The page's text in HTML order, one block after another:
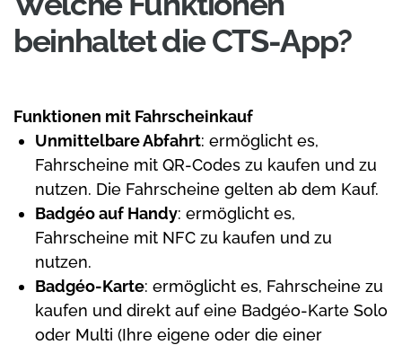
beinhaltet die CTS-App?
Funktionen mit Fahrscheinkauf
Unmittelbare Abfahrt: ermöglicht es,
Fahrscheine mit QR-Codes zu kaufen und zu
nutzen. Die Fahrscheine gelten ab dem Kauf.
Badgéo auf Handy: ermöglicht es,
Fahrscheine mit NFC zu kaufen und zu
nutzen.
Badgéo-Karte: ermöglicht es, Fahrscheine zu
kaufen und direkt auf eine Badgéo-Karte Solo
oder Multi (Ihre eigene oder die einer